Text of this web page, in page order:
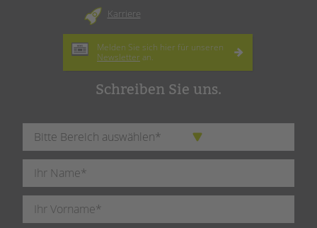
Karriere
Melden Sie sich hier für unseren
Newsletter an.
Schreiben Sie uns.